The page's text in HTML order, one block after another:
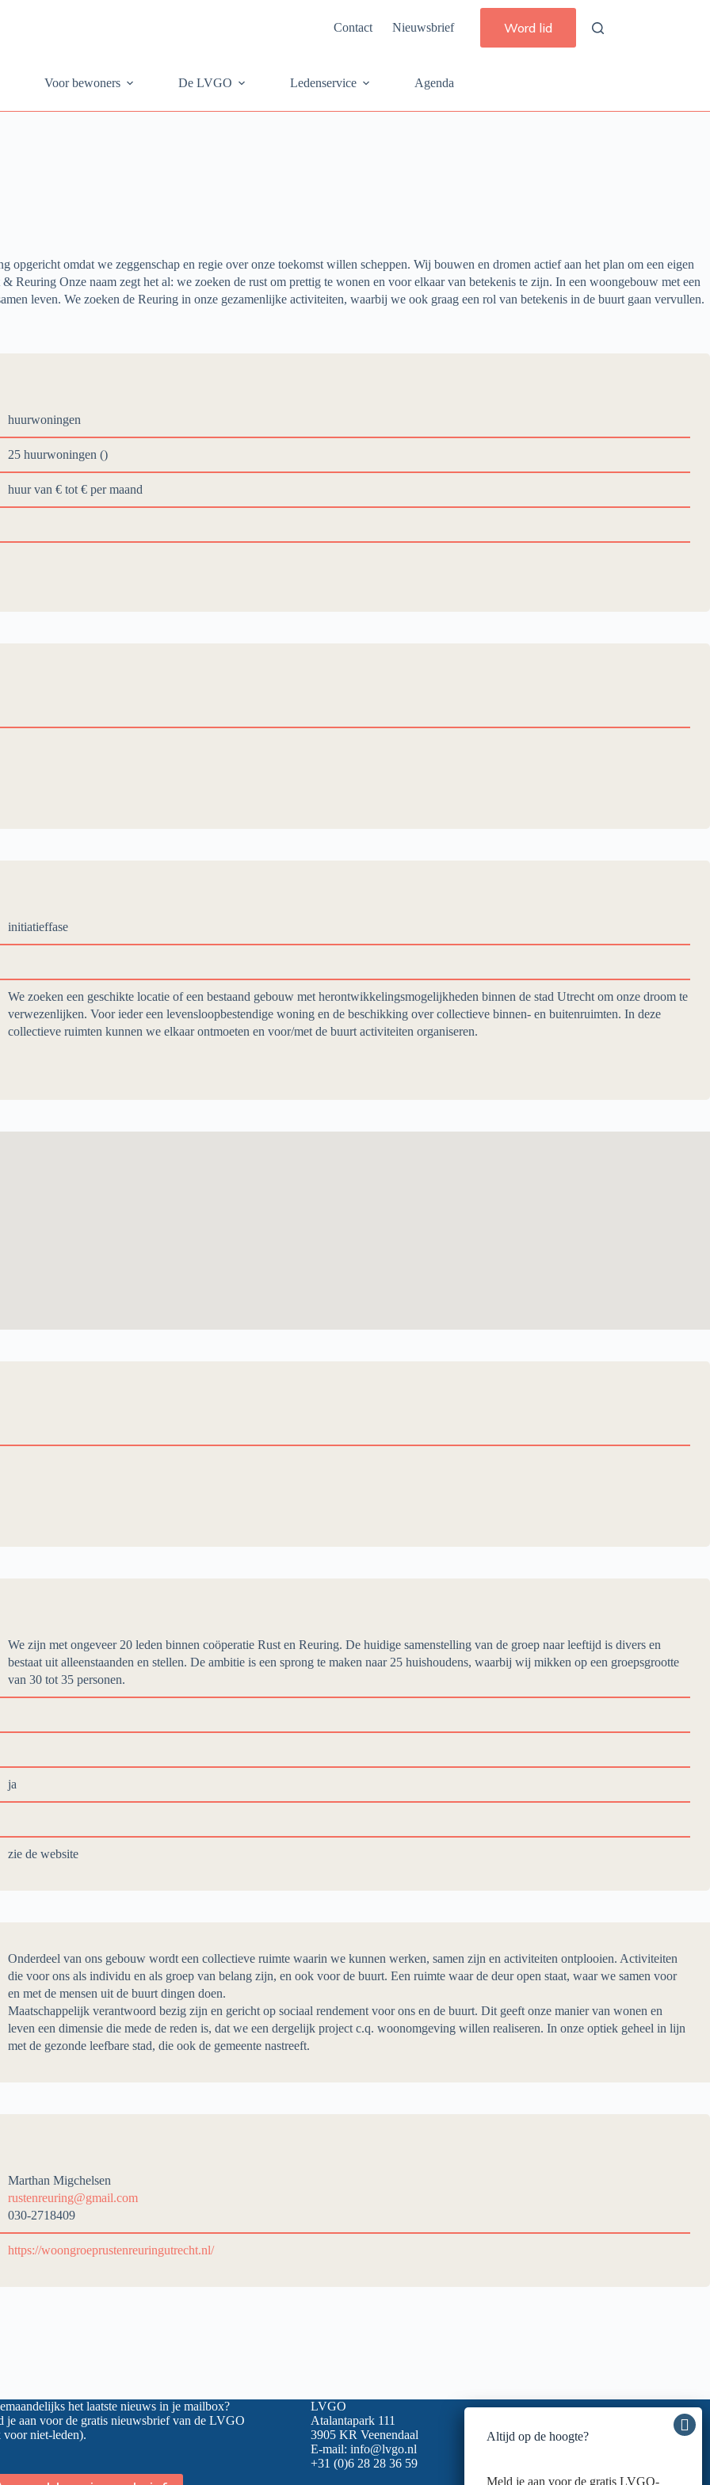
Contact Nieuwsbrief Word lid
Voor bewoners De LVGO Ledenservice Agenda
opgericht omdat we zeggenschap en regie over onze toekomst willen scheppen. Wij bouwen en dromen actief aan het plan om een eigen
Reuring Onze naam zegt het al: we zoeken de rust om prettig te wonen en voor elkaar van betekenis te zijn. In een woongebouw met een
leven. We zoeken de Reuring in onze gezamenlijke activiteiten, waarbij we ook graag een rol van betekenis in de buurt gaan vervullen.
huurwoningen
25 huurwoningen ()
huur van € tot €per maand
initiatieffase
We zoeken een geschikte locatie of een bestaand gebouw met herontwikkelingsmogelijkheden binnen de stad Utrecht om onze droom te
verwezenlijken. Voor ieder een levensloopbestendige woning en de beschikking over collectieve binnen- en buitenruimten. In deze
collectieve ruimten kunnen we elkaar ontmoeten en voor/met de buurt activiteiten organiseren.
We zijn met ongeveer 20 leden binnen coöperatie Rust en Reuring. De huidige samenstelling van de groep naar leeftijd is divers en
bestaat uit alleenstaanden en stellen. De ambitie is een sprong te maken naar 25 huishoudens, waarbij wij mikken op een groepsgrootte
van 30 tot 35 personen.
ja
zie de website
Onderdeel van ons gebouw wordt een collectieve ruimte waarin we kunnen werken, samen zijn en activiteiten ontplooien. Activiteiten
die voor ons als individu en als groep van belang zijn, en ook voor de buurt. Een ruimte waar de deur open staat, waar we samen voor
en met de mensen uit de buurt dingen doen.
Maatschappelijk verantwoord bezig zijn en gericht op sociaal rendement voor ons en de buurt. Dit geeft onze manier van wonen en
leven een dimensie die mede de reden is, dat we een dergelijk project c.q. woonomgeving willen realiseren. In onze optiek geheel in lijn
met de gezonde leefbare stad, die ook de gemeente nastreeft.
Marthan Migchelsen
rustenreuring@gmail.com
030-2718409
https://woongroeprustenreuringutrecht.nl/
het laatste nieuws in je mailbox?
je aan voor de gratis nieuwsbrief van de LVGO
voor niet-leden).
LVGO
Atalantapark 111
3905 KR Veenendaal
E-mail: info@lvgo.nl
+31 (0)6 28 28 36 59
Altijd op de hoogte?
Meld je aan voor de gratis LVGO-